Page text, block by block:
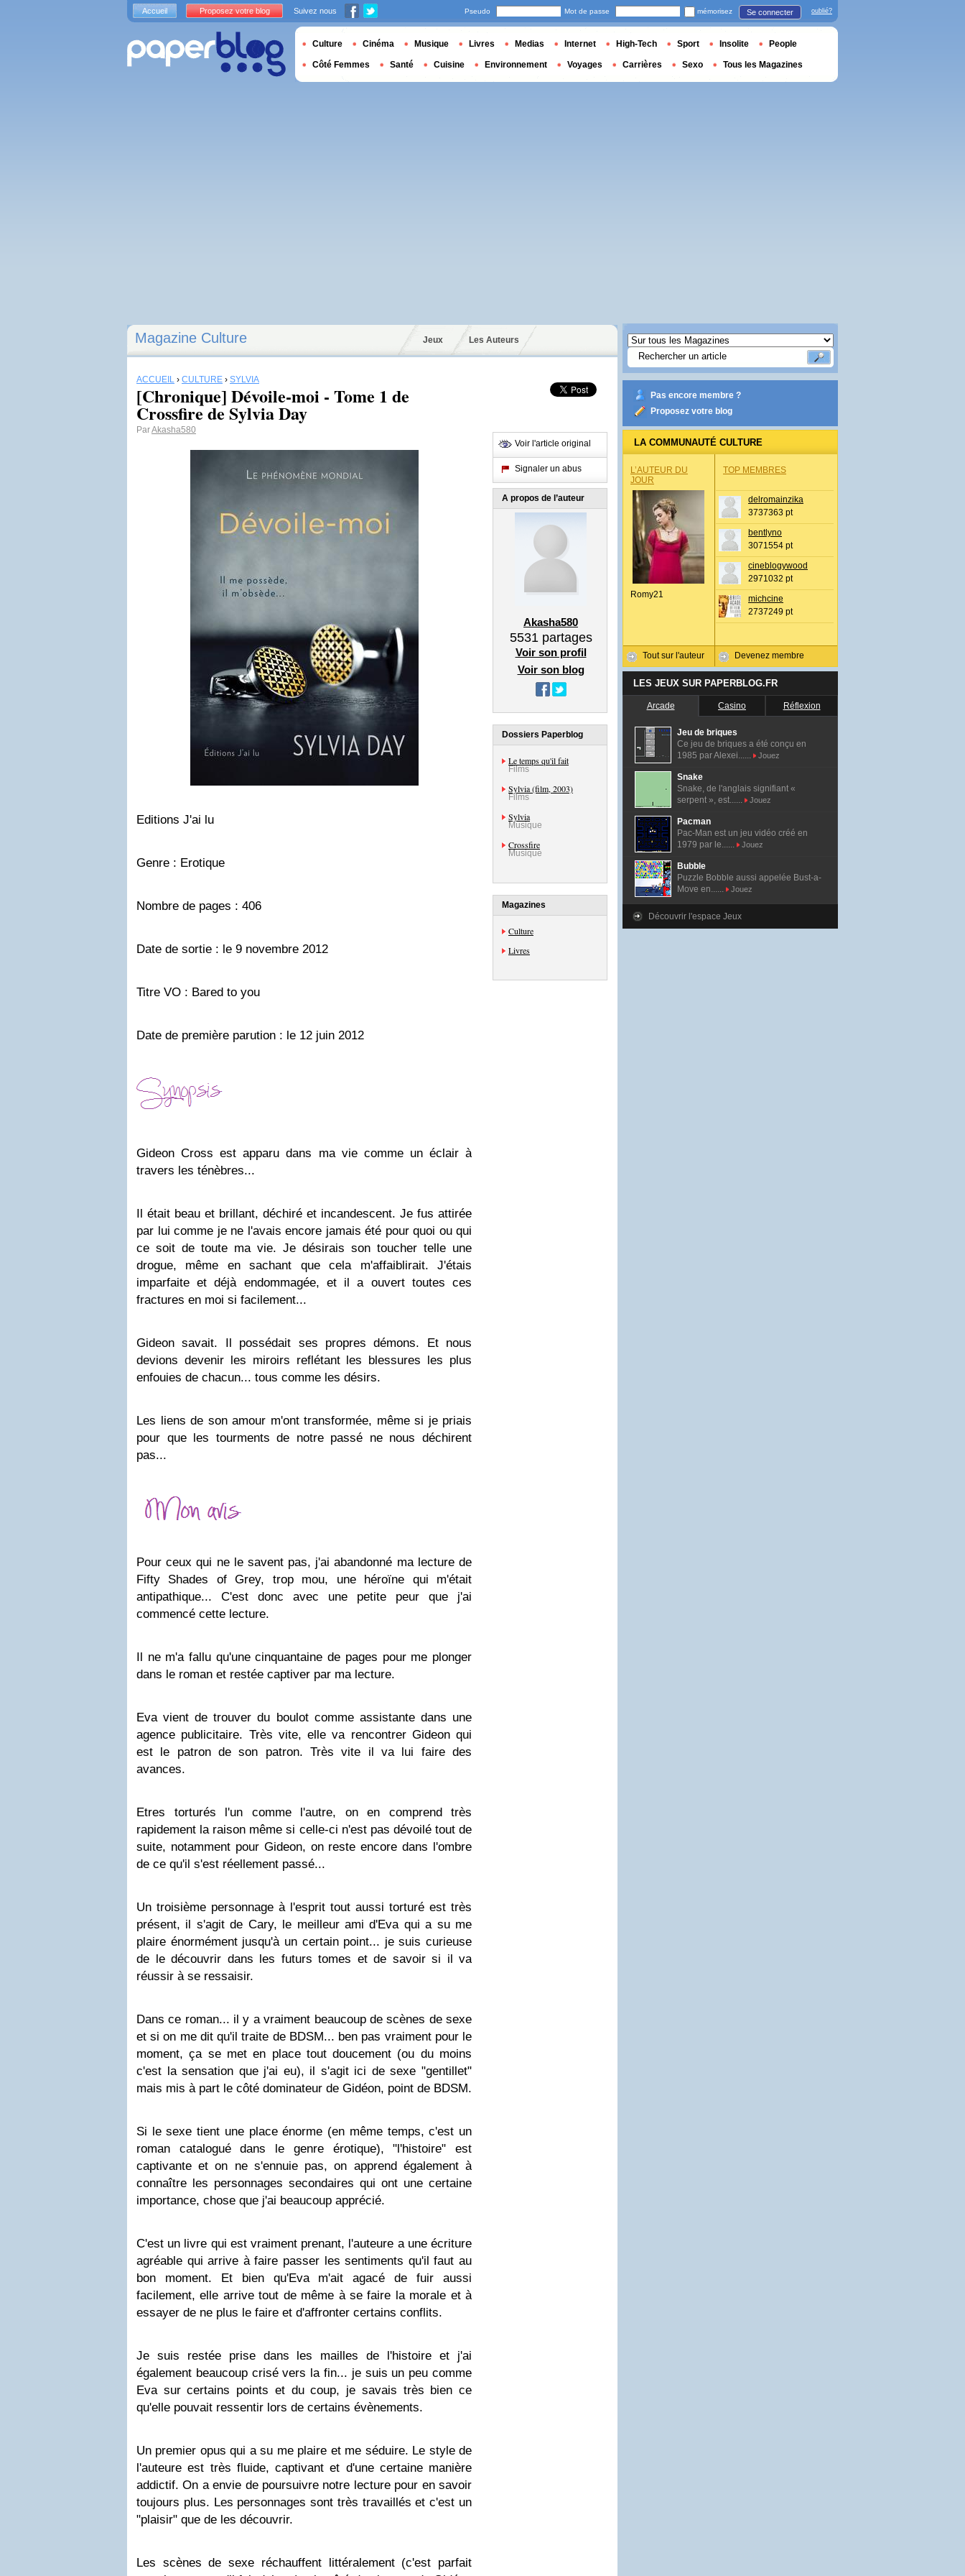
Magazine Culture Jeux Les Auteurs
ACCUEIL › CULTURE › SYLVIA
[Chronique] Dévoile-moi - Tome 1 de
Crossfire de Sylvia Day
ParAkasha580
Editions J'ai lu
Genre : Erotique
Nombre de pages : 406
Date de sortie : le 9 novembre 2012
Titre VO : Bared to you
Date de première parution : le 12 juin 2012
Gideon Cross est apparu dans ma vie comme un éclair à
travers les ténèbres...
Il était beau et brillant, déchiré et incandescent. Je fus attirée
par lui comme je ne l'avais encore jamais été pour quoi ou qui
ce soit de toute ma vie. Je désirais son toucher telle une
drogue, même en sachant que cela m'affaiblirait. J'étais
imparfaite et déjà endommagée, et il a ouvert toutes ces
fractures en moi si facilement...
Gideon savait. Il possédait ses propres démons. Et nous
devions devenir les miroirs reflétant les blessures les plus
enfouies de chacun... tous comme les désirs.
Les liens de son amour m'ont transformée, même si je priais
pour que les tourments de notre passé ne nous déchirent
pas...
Pour ceux qui ne le savent pas, j'ai abandonné ma lecture de
Fifty Shades of Grey, trop mou, une héroïne qui m'était
antipathique... C'est donc avec une petite peur que j'ai
commencé cette lecture.
Il ne m'a fallu qu'une cinquantaine de pages pour me plonger
dans le roman et restée captiver par ma lecture.
Eva vient de trouver du boulot comme assistante dans une
agence publicitaire. Très vite, elle va rencontrer Gideon qui
est le patron de son patron. Très vite il va lui faire des
avances.
Etres torturés l'un comme l'autre, on en comprend très
rapidement la raison même si celle-ci n'est pas dévoilé tout de
suite, notamment pour Gideon, on reste encore dans l'ombre
de ce qu'il s'est réellement passé...
Un troisième personnage à l'esprit tout aussi torturé est très
présent, il s'agit de Cary, le meilleur ami d'Eva qui a su me
plaire énormément jusqu'à un certain point... je suis curieuse
de le découvrir dans les futurs tomes et de savoir si il va
réussir à se ressaisir.
Dans ce roman... il y a vraiment beaucoup de scènes de sexe
et si on me dit qu'il traite de BDSM... ben pas vraiment pour le
moment, ça se met en place tout doucement (ou du moins
c'est la sensation que j'ai eu), il s'agit ici de sexe "gentillet"
mais mis à part le côté dominateur de Gidéon, point de BDSM.
Si le sexe tient une place énorme (en même temps, c'est un
roman catalogué dans le genre érotique), "l'histoire" est
captivante et on ne s'ennuie pas, on apprend également à
connaître les personnages secondaires qui ont une certaine
importance, chose que j'ai beaucoup apprécié.
C'est un livre qui est vraiment prenant, l'auteure a une écriture
agréable qui arrive à faire passer les sentiments qu'il faut au
bon moment. Et bien qu'Eva m'ait agacé de fuir aussi
facilement, elle arrive tout de même à se faire la morale et à
essayer de ne plus le faire et d'affronter certains conflits.
Je suis restée prise dans les mailles de l'histoire et j'ai
également beaucoup crisé vers la fin... je suis un peu comme
Eva sur certains points et du coup, je savais très bien ce
qu'elle pouvait ressentir lors de certains évènements.
Un premier opus qui a su me plaire et me séduire. Le style de
l'auteure est très fluide, captivant et d'une certaine manière
addictif. On a envie de poursuivre notre lecture pour en savoir
toujours plus. Les personnages sont très travaillés et c'est un
"plaisir" que de les découvrir.
Les scènes de sexe réchauffent littéralement (c'est parfait
Voir l'article original
Signaler un abus
A propos de l’auteur
Akasha580
5531partages
Voir son profil
Voir son blog
Dossiers Paperblog
Le temps qu'il fait
Films
Sylvia (film, 2003)
Films
Sylvia
Musique
Crossfire
Musique
Magazines
Culture
Livres
Pas encore membre ?
Proposez votre blog
LA COMMUNAUTÉ CULTURE
L’AUTEUR DU
JOUR
Romy21
Tout sur l'auteur
TOP MEMBRES
delromainzika
3737363 pt
bentlyno
3071554 pt
cineblogywood
2971032 pt
michcine
2737249 pt
Devenez membre
LES JEUX SUR PAPERBLOG.FR
Arcade Casino Réflexion
Jeu de briques
Ce jeu de briques a été conçu en
1985 par Alexei......
Jouez
Snake
Snake, de l'anglais signifiant «
serpent », est......
Jouez
Pacman
Pac-Man est un jeu vidéo créé en
1979 par le......
Jouez
Bubble
Puzzle Bobble aussi appelée Bust-a-
Move en......
Jouez
Découvrir l'espace Jeux
Accueil Proposez votre blog Suivez nous Pseudo Mot de passe mémorisez Se connecter oublié?
Culture Cinéma Musique Livres Medias Internet High-Tech Sport Insolite People
Côté Femmes Santé Cuisine Environnement Voyages Carrières Sexo Tous les Magazines